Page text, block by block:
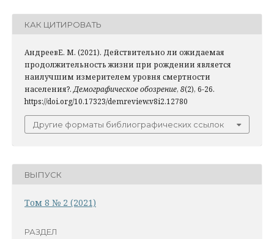
КАК ЦИТИРОВАТЬ
АндреевЕ. М. (2021). Действительно ли ожидаемая
продолжительность жизни при рождении является
наилучшим измерителем уровня смертности
населения?.Демографическое обозрение, 8(2), 6-26.
https://doi.org/10.17323/demreview.v8i2.12780
Другие форматы библиографических ссылок
ВЫПУСК
Том 8 № 2 (2021)
РАЗДЕЛ